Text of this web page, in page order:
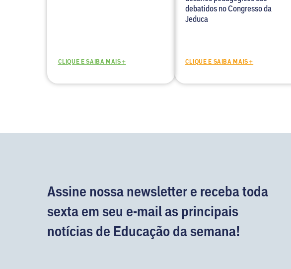
CLIQUE E SAIBA MAIS +
debatidos no Congresso da
Jeduca
CLIQUE E SAIBA MAIS +
Assine nossa newsletter e receba toda
sexta em seu e-mail as principais
notícias de Educação da semana!